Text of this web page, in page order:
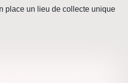
place un lieu de collecte unique